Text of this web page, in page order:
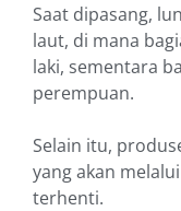
Saat dipasang,
laut, di mana
laki, sementara
perempuan.
Selain itu,
yang akan
terhenti.